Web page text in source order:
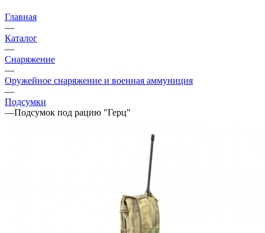
Главная
—
Каталог
—
Снаряжение
—
Оружейное снаряжение и военная аммуниция
—
Подсумки
—Подсумок под рацию "Герц"